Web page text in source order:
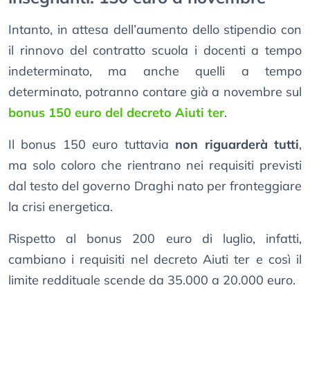
Intanto, in attesa dell’aumento dello stipendio con
il rinnovo del contratto scuola i docenti a tempo
indeterminato, ma anche quelli a tempo
determinato, potranno contare già a novembre sul
bonus 150 euro del decreto Aiuti ter.
Il bonus 150 euro tuttavia non riguarderà tutti,
ma solo coloro che rientrano nei requisiti previsti
dal testo del governo Draghi nato per fronteggiare
la crisi energetica.
Rispetto al bonus 200 euro di luglio, infatti,
cambiano i requisiti nel decreto Aiuti ter e così il
limite reddituale scende da 35.000 a 20.000 euro.